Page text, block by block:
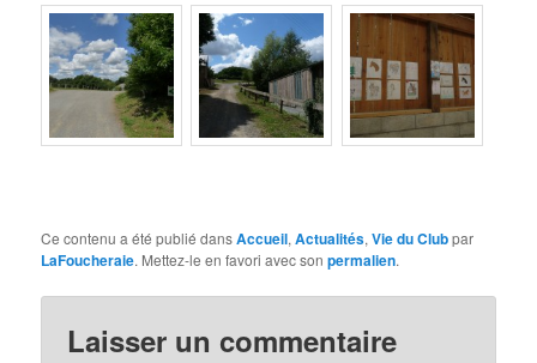
Ce contenu a été publié dansAccueil,Actualités,Vie du Clubpar
LaFoucheraie. Mettez-le en favori avec sonpermalien.
Laisser un commentaire